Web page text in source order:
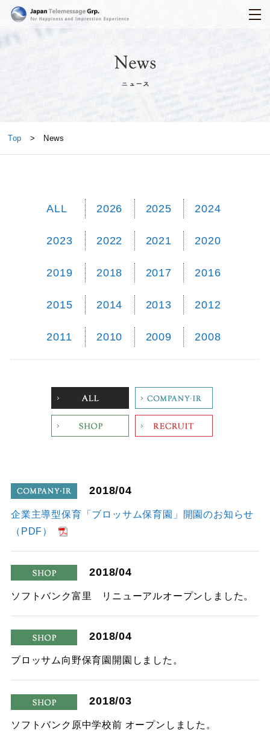
日本テレメッセージ
Top > News
ALL 2026 2025 2024
2023 2022 2021 2020
2019 2018 2017 2016
2015 2014 2013 2012
2011 2010 2009 2008
ALL Company
company
2018/04
企業主導型保育「ブロッサム保育園」開園のお知らせ
（PDF）
shop
2018/04
ソフトバンク富里 リニューアルオープンしました。
shop
2018/04
ブロッサム向野保育園開園しました。
shop
2018/03
ソフトバンク原中学校前 オープンしました。